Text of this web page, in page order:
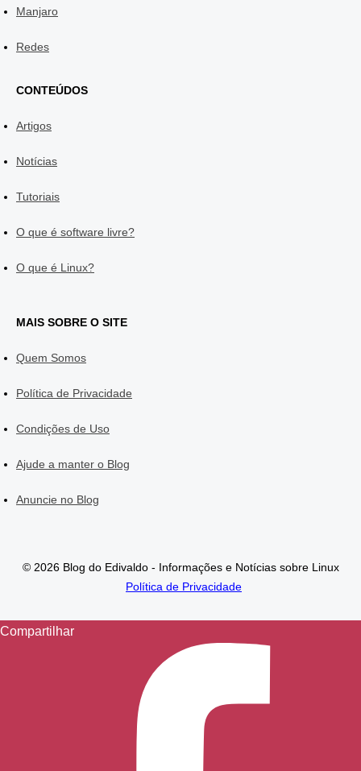
Manjaro
Redes
CONTEÚDOS
Artigos
Notícias
Tutoriais
O que é software livre?
O que é Linux?
MAIS SOBRE O SITE
Quem Somos
Política de Privacidade
Condições de Uso
Ajude a manter o Blog
Anuncie no Blog
© 2026 Blog do Edivaldo - Informações e Notícias sobre Linux
Política de Privacidade
Compartilhar